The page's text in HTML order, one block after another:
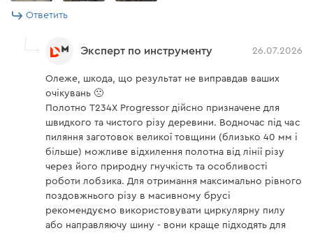
Ответить
Эксперт по инструменту 26.07.2026
Олеже, шкода, що результат не виправдав ваших
очікувань 🙁
Полотно T234X Progressor дійсно призначене для
швидкого та чистого різу деревини. Водночас під час
пиляння заготовок великої товщини (близько 40 мм і
більше) можливе відхилення полотна від лінії різу
через його природну гнучкість та особливості
роботи лобзика. Для отримання максимально рівного
поздовжнього різу в масивному брусі
рекомендуємо використовувати циркулярну пилу
або направляючу шину - вони краще підходять для